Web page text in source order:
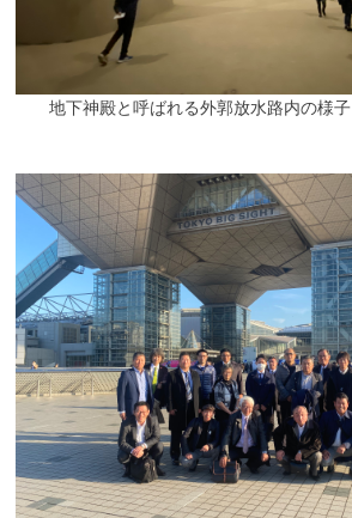
地下神殿と呼ばれる外郭放水路内の様子